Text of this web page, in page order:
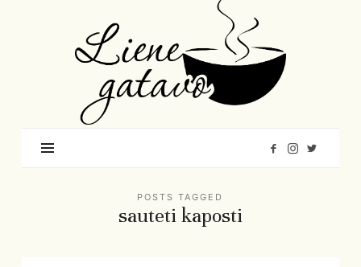
Gatavo
–
Mana
garšu
pasaule
POSTS TAGGED
sauteti kaposti